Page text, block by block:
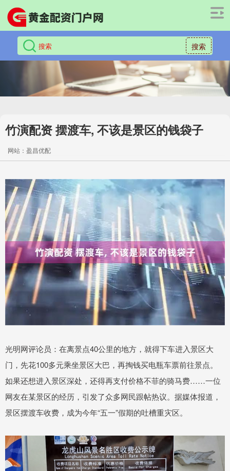
搜索
竹演配资 摆渡车, 不该是景区的钱袋子
网站：盈昌优配
光明网评论员：在离景点40公里的地方，就得下车进入景区大
门，先花100多元乘坐景区大巴，再掏钱买电瓶车票前往景点。
如果还想进入景区深处，还得再支付价格不菲的骑马费……一位
网友在某景区的经历，引发了众多网民跟帖热议。据媒体报道，
景区摆渡车收费，成为今年“五一”假期的吐槽重灾区。